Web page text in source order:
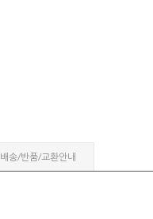
배송/반품/교환안내